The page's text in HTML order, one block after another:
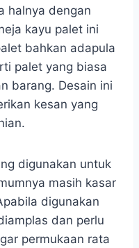
halnya dengan
kayu palet ini
bahkan adapula
palet yang biasa
barang. Desain ini
kesan yang
digunakan untuk
masih kasar
digunakan
dan perlu
permukaan rata